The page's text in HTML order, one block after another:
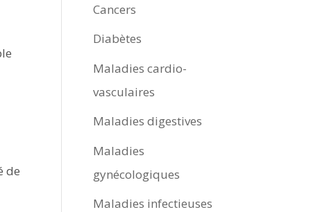
de
Cancers
Diabètes
Maladies cardio-
vasculaires
Maladies digestives
Maladies
gynécologiques
Maladies infectieuses